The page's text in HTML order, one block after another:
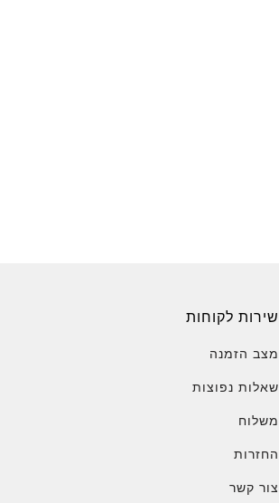
שירות לקוחות
מצב הזמנה
שאלות נפוצות
משלוח
החזרות
צור קשר